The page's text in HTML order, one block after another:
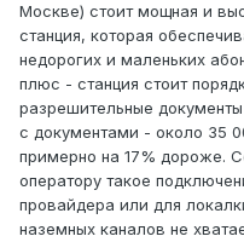
Москве) стоит мощная и
станция, которая
недорогих и маленьких
плюс - станция стоит
разрешительные
с документами - около 35
примерно на 17% дороже.
оператору такое
провайдера или для
наземных каналов не